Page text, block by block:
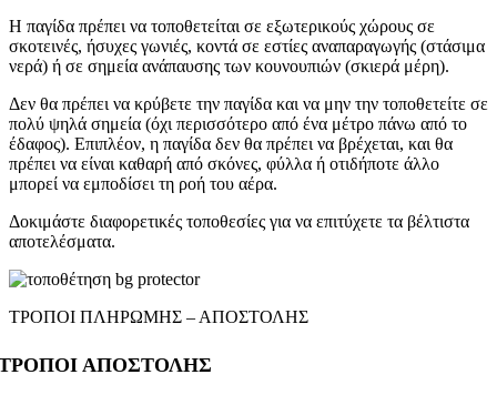
Η παγίδα πρέπει να τοποθετείται σε εξωτερικούς χώρους σε
σκοτεινές, ήσυχες γωνιές, κοντά σε εστίες αναπαραγωγής (στάσιμα
νερά) ή σε σημεία ανάπαυσης των κουνουπιών (σκιερά μέρη).
Δεν θα πρέπει να κρύβετε την παγίδα και να μην την τοποθετείτε σε
πολύ ψηλά σημεία (όχι περισσότερο από ένα μέτρο πάνω από το
έδαφος). Επιπλέον, η παγίδα δεν θα πρέπει να βρέχεται, και θα
πρέπει να είναι καθαρή από σκόνες, φύλλα ή οτιδήποτε άλλο
μπορεί να εμποδίσει τη ροή του αέρα.
Δοκιμάστε διαφορετικές τοποθεσίες για να επιτύχετε τα βέλτιστα
αποτελέσματα.
ΤΡΟΠΟΙ ΠΛΗΡΩΜΗΣ – ΑΠΟΣΤΟΛΗΣ
ΑΠΟΣΤΟΛΗΣ